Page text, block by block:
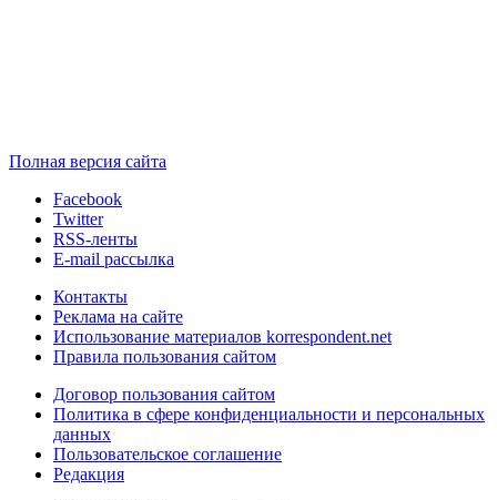
Полная версия сайта
Facebook
Twitter
RSS-ленты
E-mail рассылка
Контакты
Реклама на сайте
Использование материалов korrespondent.net
Правила пользования сайтом
Договор пользования сайтом
Политика в сфере конфиденциальности и персональных
данных
Пользовательское соглашение
Редакция